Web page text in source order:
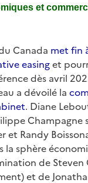
et
Canada met fin
easinget
dès avril
a dévoilé la
. Diane
et Randy
la sphère
de Steven
et de